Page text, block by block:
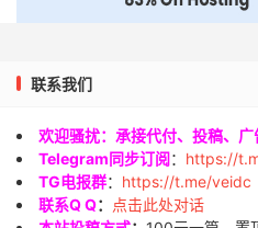
联系我们
欢迎骚扰：承接代付、投稿、广
Telegram同步订阅： https://
TG电报群： https://t.me/veidc
联系Q Q：
点击此处对话